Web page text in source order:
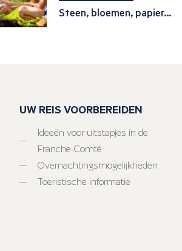
Steen, bloemen, papier...
UW REIS VOORBEREIDEN
Ideeën voor uitstapjes in de
Franche-Comté
Overnachtingsmogelijkheden
Toeristische informatie